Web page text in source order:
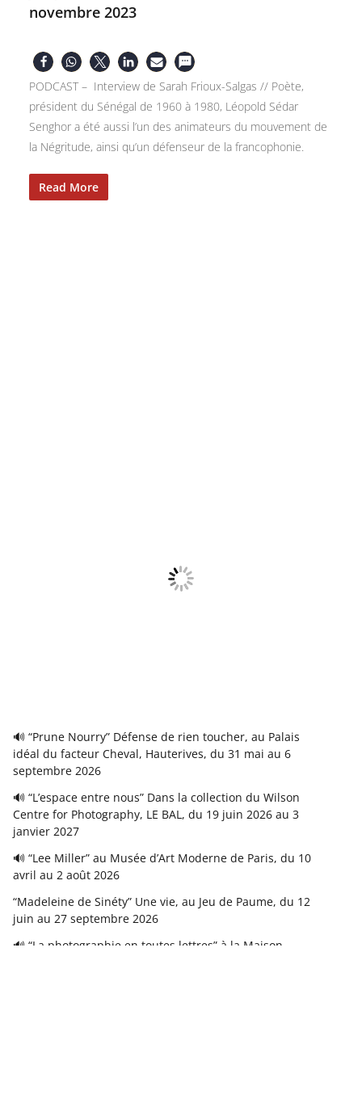
novembre 2023
PODCAST – Interview de Sarah Frioux-Salgas // Poète,
président du Sénégal de 1960 à 1980, Léopold Sédar
Senghor a été aussi l’un des animateurs du mouvement de
la Négritude, ainsi qu’un défenseur de la francophonie.
Read More
🔊 “Prune Nourry” Défense de rien toucher, au Palais
idéal du facteur Cheval, Hauterives, du 31 mai au 6
septembre 2026
🔊 “L’espace entre nous” Dans la collection du Wilson
Centre for Photography, LE BAL, du 19 juin 2026 au 3
janvier 2027
🔊 “Lee Miller” au Musée d’Art Moderne de Paris, du 10
avril au 2 août 2026
“Madeleine de Sinéty” Une vie, au Jeu de Paume, du 12
juin au 27 septembre 2026
🔊 “La photographie en toutes lettres” à la Maison